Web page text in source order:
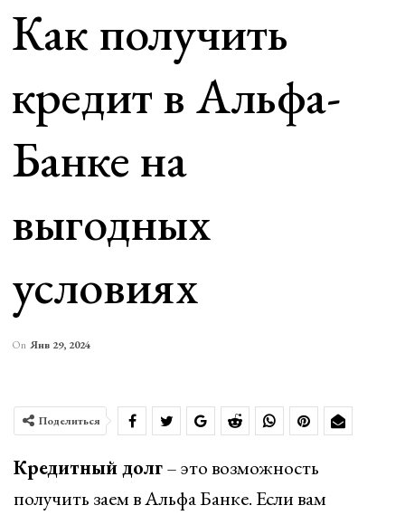
Как получить
кредит в Альфа-
Банке на
выгодных
условиях
On Янв 29, 2024
Поделиться
Кредитный долг– это возможность
получить заем в Альфа Банке. Если вам